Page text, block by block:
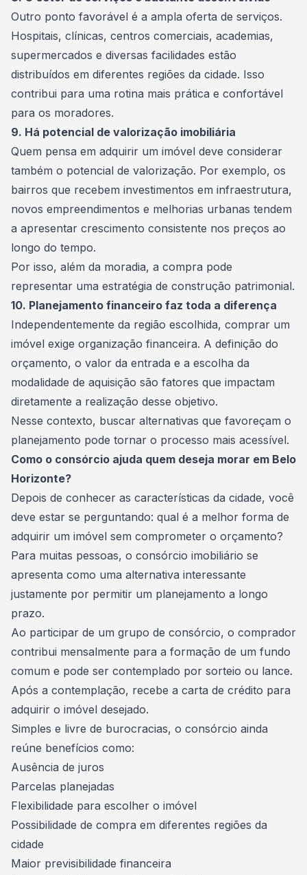
Outro ponto favorável é a ampla oferta de serviços.
Hospitais, clínicas, centros comerciais, academias,
supermercados e diversas facilidades estão
distribuídos em diferentes regiões da cidade. Isso
contribui para uma rotina mais prática e confortável
para os moradores.
9. Há potencial de valorização imobiliária
Quem pensa em adquirir um imóvel deve considerar
também o potencial de valorização. Por exemplo, os
bairros que recebem investimentos em infraestrutura,
novos empreendimentos e melhorias urbanas tendem
a apresentar crescimento consistente nos preços ao
longo do tempo.
Por isso, além da moradia, a compra pode
representar uma estratégia de construção patrimonial.
10. Planejamento financeiro faz toda a diferença
Independentemente da região escolhida, comprar um
imóvel exige organização financeira. A definição do
orçamento, o valor da entrada e a escolha da
modalidade de aquisição são fatores que impactam
diretamente a realização desse objetivo.
Nesse contexto, buscar alternativas que favoreçam o
planejamento pode tornar o processo mais acessível.
Como o consórcio ajuda quem deseja morar em Belo
Horizonte?
Depois de conhecer as características da cidade, você
deve estar se perguntando: qual é a melhor forma de
adquirir um imóvel sem comprometer o orçamento?
Para muitas pessoas, o consórcio imobiliário se
apresenta como uma alternativa interessante
justamente por permitir um planejamento a longo
prazo.
Ao participar de um grupo de consórcio, o comprador
contribui mensalmente para a formação de um fundo
comum e pode ser contemplado por sorteio ou lance.
Após a contemplação, recebe a carta de crédito para
adquirir o imóvel desejado.
Simples e livre de burocracias, o consórcio ainda
reúne benefícios como:
Ausência de juros
Parcelas planejadas
Flexibilidade para escolher o imóvel
Possibilidade de compra em diferentes regiões da
cidade
Maior previsibilidade financeira